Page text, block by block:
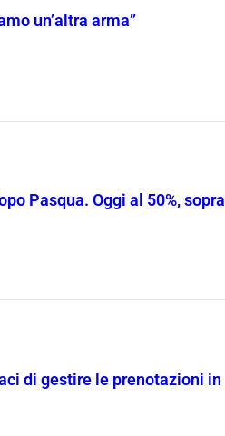
un’altra arma”
Pasqua. Oggi al 50%, sopra
di gestire le prenotazioni in